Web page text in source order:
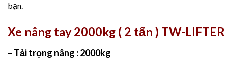
bạn.
Xe nâng tay 2000kg ( 2 tấn ) TW-LIFTER
– Tải trọng nâng : 2000kg